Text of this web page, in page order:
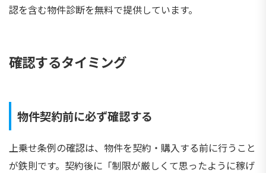
認を含む物件診断を無料で提供しています。
確認するタイミング
物件契約前に必ず確認する
上乗せ条例の確認は、物件を契約・購入する前に行うこと
が鉄則です。契約後に「制限が厳しくて思ったように稼げ